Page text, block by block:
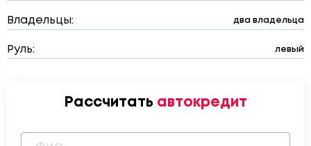
Владельцы: два владельца
Руль: левый
Рассчитать автокредит